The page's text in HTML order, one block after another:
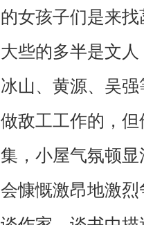
的女孩子们是来
大些的多半是文
冰山、黄源、吴
做敌工工作的，
集，小屋气氛顿
会慷慨激昂地激